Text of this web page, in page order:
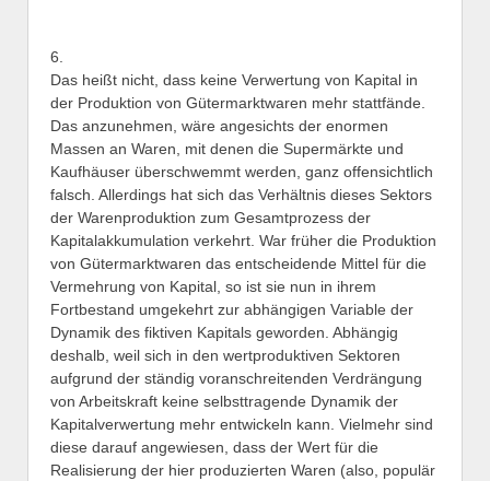
6.
Das heißt nicht, dass keine Verwertung von Kapital in
der Produktion von Gütermarktwaren mehr stattfände.
Das anzunehmen, wäre angesichts der enormen
Massen an Waren, mit denen die Supermärkte und
Kaufhäuser überschwemmt werden, ganz offensichtlich
falsch. Allerdings hat sich das Verhältnis dieses Sektors
der Warenproduktion zum Gesamtprozess der
Kapitalakkumulation verkehrt. War früher die Produktion
von Gütermarktwaren das entscheidende Mittel für die
Vermehrung von Kapital, so ist sie nun in ihrem
Fortbestand umgekehrt zur abhängigen Variable der
Dynamik des fiktiven Kapitals geworden. Abhängig
deshalb, weil sich in den wertproduktiven Sektoren
aufgrund der ständig voranschreitenden Verdrängung
von Arbeitskraft keine selbsttragende Dynamik der
Kapitalverwertung mehr entwickeln kann. Vielmehr sind
diese darauf angewiesen, dass der Wert für die
Realisierung der hier produzierten Waren (also, populär